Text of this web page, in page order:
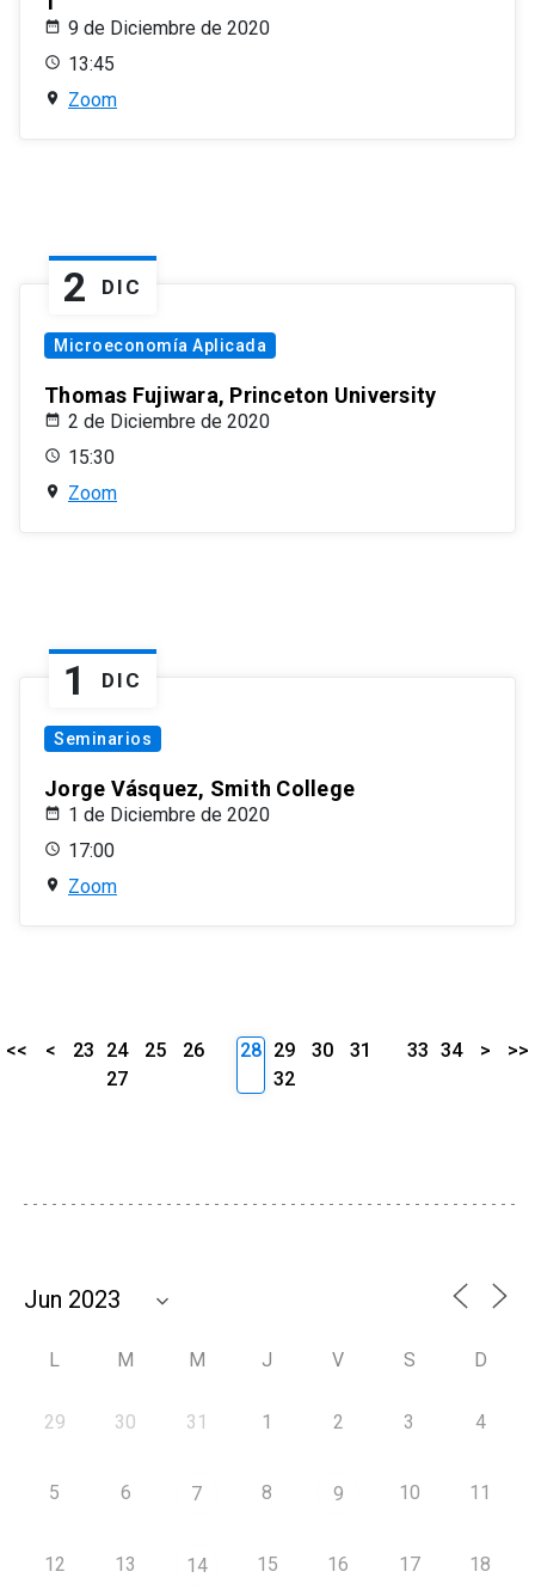
9 de Diciembre de 2020
13:45
Zoom
2 DIC
Microeconomía Aplicada
Thomas Fujiwara, Princeton University
2 de Diciembre de 2020
15:30
Zoom
1 DIC
Seminarios
Jorge Vásquez, Smith College
1 de Diciembre de 2020
17:00
Zoom
<< < 23 24 25
26
27
28 29 30
31
32
33 34 > >>
L M M J V S D
29 30 31 1 2 3 4
5 6 7 8 9 10 11
12 13 14 15 16 17 18